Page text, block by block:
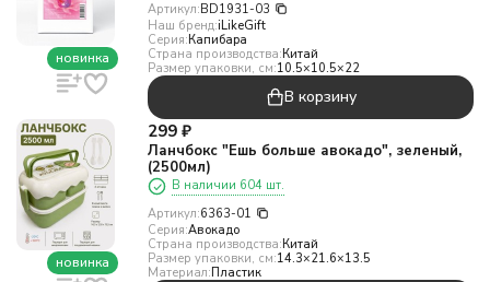
новинка
Артикул:BD1931-03
Наш бренд:iLikeGift
Серия:Капибара
Страна производства:Китай
Размер упаковки, см:10.5×10.5×22
В корзину
новинка
299 ₽
Ланчбокс "Ешь больше авокадо", зеленый,
(2500мл)
В наличии 604 шт.
Артикул:6363-01
Серия:Авокадо
Страна производства:Китай
Размер упаковки, см:14.3×21.6×13.5
Материал:Пластик